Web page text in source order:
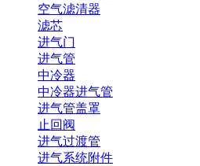
空气滤清器
滤芯
进气门
进气管
中冷器
中冷器进气管
进气管盖罩
止回阀
进气过渡管
进气系统附件